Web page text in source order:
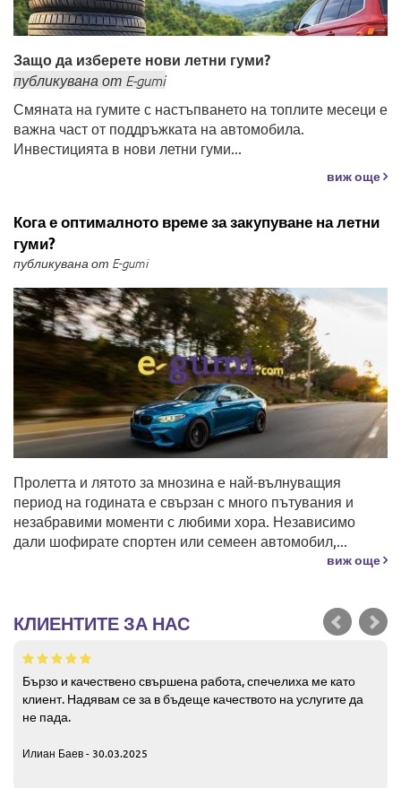
Защо да изберете нови летни гуми?
публикувана от E-gumi
Смяната на гумите с настъпването на топлите месеци е
важна част от поддръжката на автомобила.
Инвестицията в нови летни гуми...
виж още
Кога е оптималното време за закупуване на летни
гуми?
публикувана от E-gumi
Пролетта и лятото за мнозина е най-вълнуващия
период на годината е свързан с много пътувания и
незабравими моменти с любими хора. Независимо
дали шофирате спортен или семеен автомобил,...
виж още
КЛИЕНТИТЕ ЗА НАС
Бързо и качествено свършена работа, спечелиха ме като
клиент. Надявам се за в бъдеще качеството на услугите да
не пада.
Илиан Баев - 30.03.2025